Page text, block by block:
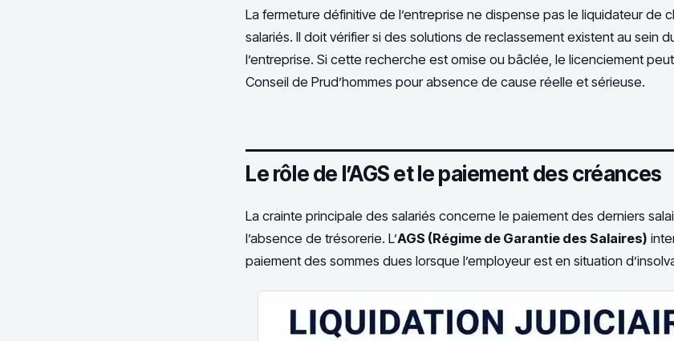
La fermeture définitive de l’entreprise ne dispense pas le liquidateur de
salariés. Il doit vérifier si des solutions de reclassement existent au sein
l’entreprise. Si cette recherche est omise ou bâclée, le licenciement
Conseil de Prud’hommes pour absence de cause réelle et sérieuse.
Le rôle de l’AGS et le paiement des créances
La crainte principale des salariés concerne le paiement des derniers
l’absence de trésorerie. L’AGS (Régime de Garantie des Salaires)
paiement des sommes dues lorsque l’employeur est en situation